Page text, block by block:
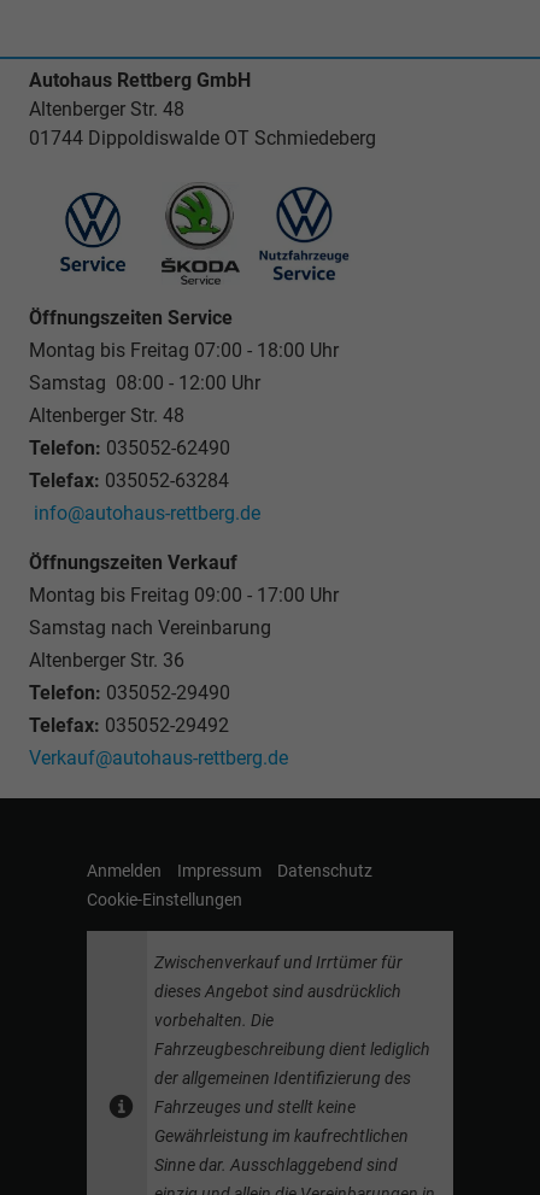
Autohaus Rettberg GmbH
Altenberger Str. 48
01744 Dippoldiswalde OT Schmiedeberg
Öffnungszeiten Service
Montag bis Freitag 07:00 - 18:00 Uhr
Samstag 08:00 - 12:00 Uhr
Altenberger Str. 48
Telefon: 035052-62490
Telefax: 035052-63284
info@autohaus-rettberg.de
Öffnungszeiten Verkauf
Montag bis Freitag 09:00 - 17:00 Uhr
Samstag nach Vereinbarung
Altenberger Str. 36
Telefon: 035052-29490
Telefax: 035052-29492
Verkauf@autohaus-rettberg.de
Anmelden Impressum
Datenschutz
Cookie-Einstellungen
Zwischenverkauf und Irrtümer für
dieses Angebot sind ausdrücklich
vorbehalten. Die
Fahrzeugbeschreibung dient lediglich
der allgemeinen Identifizierung des
Fahrzeuges und stellt keine
Gewährleistung im kaufrechtlichen
Sinne dar. Ausschlaggebend sind